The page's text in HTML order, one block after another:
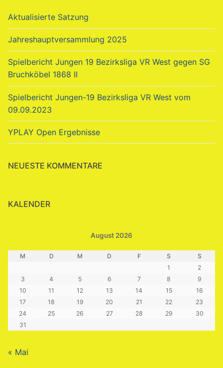
Aktualisierte Satzung
Jahreshauptversammlung 2025
Spielbericht Jungen 19 Bezirksliga VR West gegen SG
Bruchköbel 1868 II
Spielbericht Jungen-19 Bezirksliga VR West vom
09.09.2023
YPLAY Open Ergebnisse
NEUESTE KOMMENTARE
KALENDER
August 2026
M D M D F S
S
1
2
3
4 5 6 7 8
9
10
11 12 13 14 15
16
17
18 19 20 21 22
23
24
25 26 27 28 29
30
31
« Mai